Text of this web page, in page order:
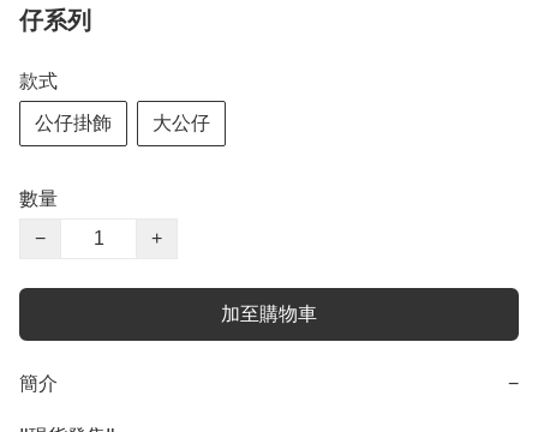
仔系列
款式
公仔掛飾 大公仔
數量
−
+
加至購物車
簡介 −